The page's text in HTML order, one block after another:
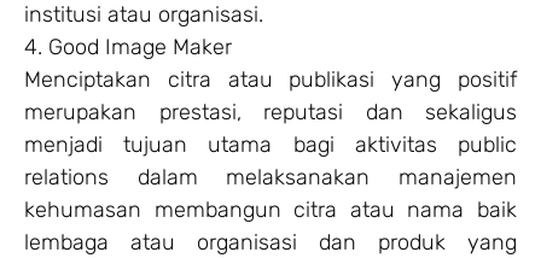
institusi atau organisasi.
4. Good Image Maker
Menciptakan citra atau publikasi yang positif
merupakan prestasi, reputasi dan sekaligus
menjadi tujuan utama bagi aktivitas public
relations dalam melaksanakan manajemen
kehumasan membangun citra atau nama baik
lembaga atau organisasi dan produk yang